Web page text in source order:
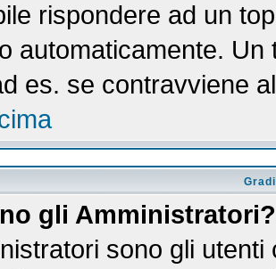
rispondere ad un
automaticamente.
es. se contravviene
gli Amministratori?
sono gli